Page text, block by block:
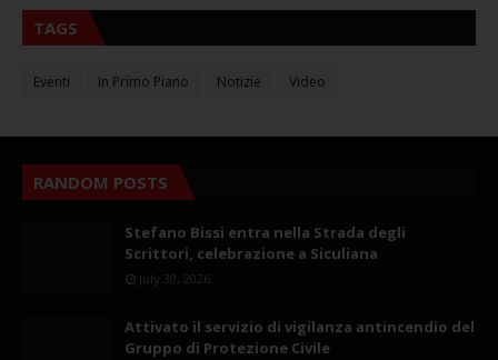
TAGS
Eventi In Primo Piano Notizie Video
RANDOM POSTS
Stefano Bissi entra nella Strada degli
Scrittori, celebrazione a Siculiana
July 30, 2026
Attivato il servizio di vigilanza antincendio del
Gruppo di Protezione Civile